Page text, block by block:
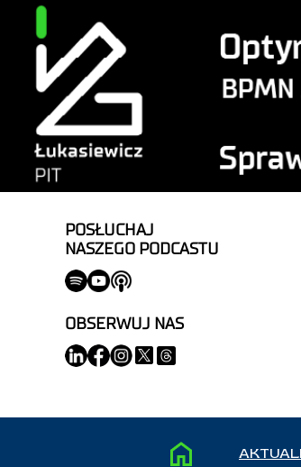
POSŁUCHAJ
NASZEGO PODCASTU
OBSERWUJ NAS